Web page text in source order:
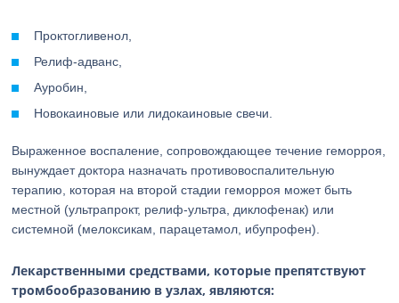
Проктогливенол,
Релиф-адванс,
Ауробин,
Новокаиновые или лидокаиновые свечи.
Выраженное воспаление, сопровождающее течение геморроя,
вынуждает доктора назначать противовоспалительную
терапию, которая на второй стадии геморроя может быть
местной (ультрапрокт, релиф-ультра, диклофенак) или
системной (мелоксикам, парацетамол, ибупрофен).
Лекарственными средствами, которые препятствуют
тромбообразованию в узлах, являются: